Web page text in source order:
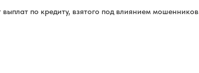
по кредиту, взятого под влиянием мошенников